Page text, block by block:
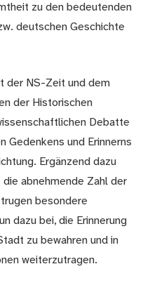
zu den bedeutenden
deutschen Geschichte
der NS-Zeit und dem
der Historischen
Debatte
Gedenkens und Erinnerns
Ergänzend dazu
abnehmende Zahl der
besondere
dazu bei, die Erinnerung
zu bewahren und in
weiterzutragen.